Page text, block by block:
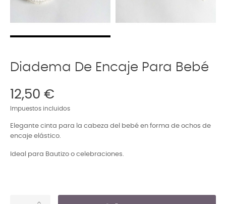
Diadema De Encaje Para Bebé
12,50 €
Impuestos incluidos
Elegante cinta para la cabeza del bebé en forma de ochos de
encaje elástico.
Ideal para Bautizo o celebraciones.